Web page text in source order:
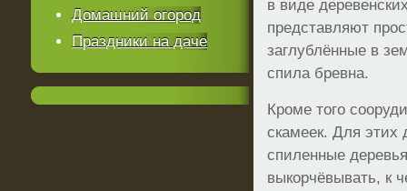
в виде
представляют
заглублённые в
спила бревна.
Кроме того
скамеек. Для этих
спиленные
выкорчёвывать, к
Домашний огород
Праздники на даче